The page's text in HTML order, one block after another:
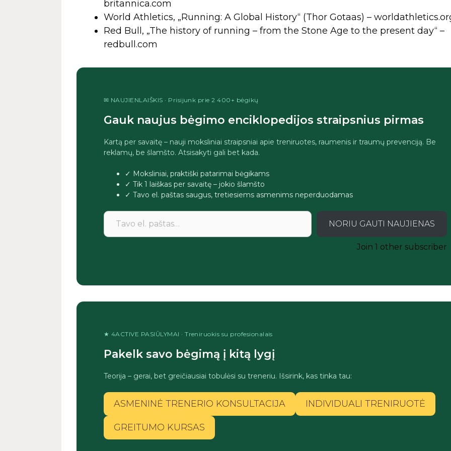
britannica.com
World Athletics, „Running: A Global History“ (Thor Gotaas) –
Red Bull, „The history of running – from the Stone Age to the present day“ –
redbull.com
✉ NAUJIENLAIŠKIS · Prisijunk prie 2 400+ bėgikų
Gauk naujus bėgimo enciklopedijos straipsnius pirmas
Kartą per savaitę – nauji moksliniai straipsniai apie treniruotes, raumenis ir traumų prevenciją. Be
reklamų, be šlamšto. Atsisakyti gali bet kada.
✓ Moksliniai, praktiški patarimai bėgikams
✓ Tik 1 laiškas per savaitę – jokio šlamšto
✓ Tavo el. paštas saugus, tretiesiems asmenims neperduodamas
NORIU GAUTI NAUJIENAS
Join 1 other subscriber
★ 4ACTIVE PASIŪLYMAI · Treniruokis su profesionalais
Pakelk savo bėgimą į kitą lygį
Teorija – gerai, bet greičiausiai tobulėsi su treneriu. Išsirink, kas tinka tau:
ASMENINĖ TRENERIO KONSULTACIJA INDIVIDUALI TRENIRUOTĖ
GREITUMO KURSAS